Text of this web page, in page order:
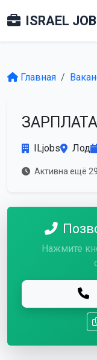
ISRAEL JOB
Главная
ЗАРПЛАТА
ILjobs Лод
Активна ещё
Нажмите